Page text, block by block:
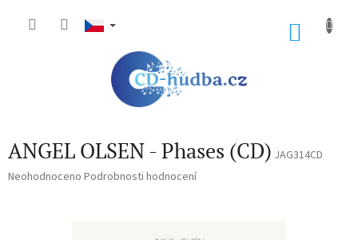
ANGEL OLSEN - Phases (CD) JAG314CD
Průměrné
Neohodnoceno Podrobnosti hodnocení